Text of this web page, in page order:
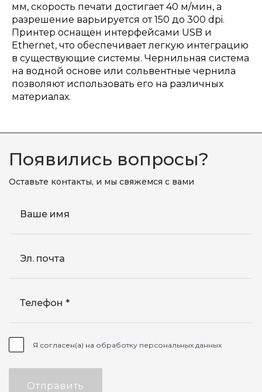
мм, скорость печати достигает 40 м/мин, а
разрешение варьируется от 150 до 300 dpi.
Принтер оснащен интерфейсами USB и
Ethernet, что обеспечивает легкую интеграцию
в существующие системы. Чернильная система
на водной основе или сольвентные чернила
позволяют использовать его на различных
материалах.
Появились вопросы?
Оставьте контакты, и мы свяжемся с вами
Ваше имя
Эл. почта
Телефон
Я согласен(а) на обработку персональных данных
Отправить